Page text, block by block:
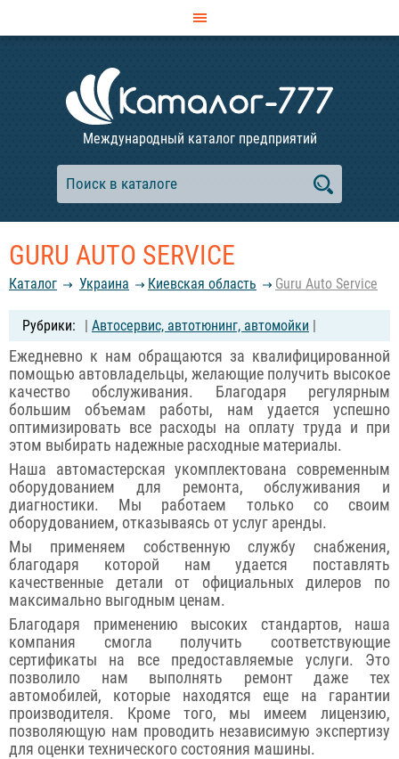
Международный каталог предприятий
GURU AUTO SERVICE
Каталог Украина Киевская область Guru Auto Service
| Автосервис, автотюнинг, автомойки |
Ежедневно к нам обращаются за квалифицированной
помощью автовладельцы, желающие получить высокое
качество обслуживания. Благодаря регулярным
большим объемам работы, нам удается успешно
оптимизировать все расходы на оплату труда и при
этом выбирать надежные расходные материалы.
Наша автомастерская укомплектована современным
оборудованием для ремонта, обслуживания и
диагностики. Мы работаем только со своим
оборудованием, отказываясь от услуг аренды.
Мы применяем собственную службу снабжения,
благодаря которой нам удается поставлять
качественные детали от официальных дилеров по
максимально выгодным ценам.
Благодаря применению высоких стандартов, наша
компания смогла получить соответствующие
сертификаты на все предоставляемые услуги. Это
позволило нам выполнять ремонт даже тех
автомобилей, которые находятся еще на гарантии
производителя. Кроме того, мы имеем лицензию,
позволяющую нам проводить независимую экспертизу
для оценки технического состояния машины.